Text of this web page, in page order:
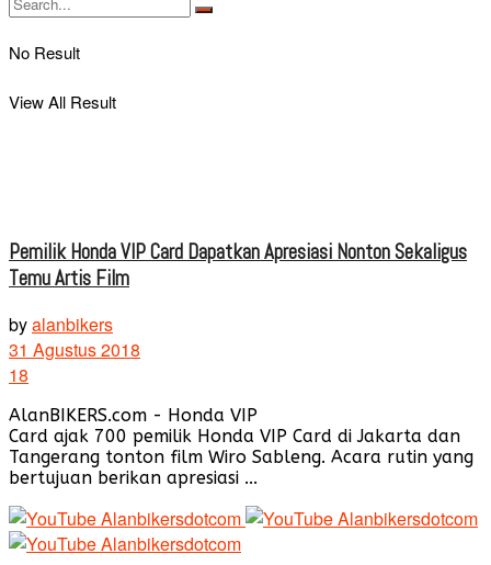
No Result
View All Result
Pemilik Honda VIP Card Dapatkan Apresiasi Nonton Sekaligus
Temu Artis Film
byalanbikers
31 Agustus 2018
18
AlanBIKERS.com - Honda VIP
Card ajak 700 pemilik Honda VIP Card di Jakarta dan
Tangerang tonton film Wiro Sableng. Acara rutin yang
bertujuan berikan apresiasi ...